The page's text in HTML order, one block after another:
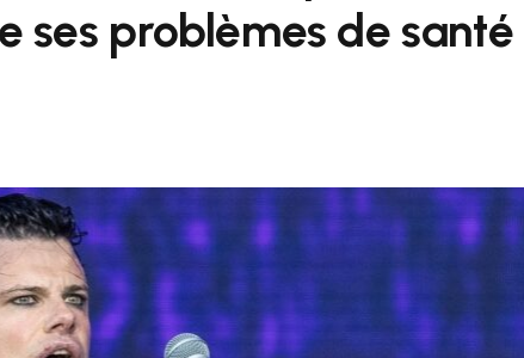
ses problèmes de santé